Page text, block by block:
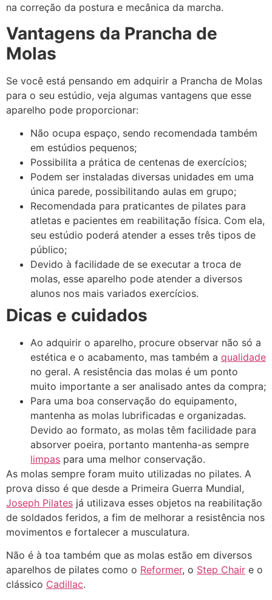
na correção da postura e mecânica da marcha.
Vantagens da Prancha de
Molas
Se você está pensando em adquirir a Prancha de Molas
para o seu estúdio, veja algumas vantagens que esse
aparelho pode proporcionar:
Não ocupa espaço, sendo recomendada também
em estúdios pequenos;
Possibilita a prática de centenas de exercícios;
Podem ser instaladas diversas unidades em uma
única parede, possibilitando aulas em grupo;
Recomendada para praticantes de pilates para
atletas e pacientes em reabilitação física. Com ela,
seu estúdio poderá atender a esses três tipos de
público;
Devido à facilidade de se executar a troca de
molas, esse aparelho pode atender a diversos
alunos nos mais variados exercícios.
Dicas e cuidados
Ao adquirir o aparelho, procure observar não só a
estética e o acabamento, mas também a qualidade
no geral. A resistência das molas é um ponto
muito importante a ser analisado antes da compra;
Para uma boa conservação do equipamento,
mantenha as molas lubrificadas e organizadas.
Devido ao formato, as molas têm facilidade para
absorver poeira, portanto mantenha-as sempre
limpas para uma melhor conservação.
As molas sempre foram muito utilizadas no pilates. A
prova disso é que desde a Primeira Guerra Mundial,
Joseph Pilates já utilizava esses objetos na reabilitação
de soldados feridos, a fim de melhorar a resistência nos
movimentos e fortalecer a musculatura.
Não é à toa também que as molas estão em diversos
aparelhos de pilates como o Reformer, o Step Chair e o
clássico Cadillac.